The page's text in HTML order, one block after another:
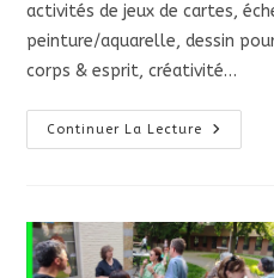
activités de jeux de cartes,
peinture/aquarelle, dessin
corps & esprit, créativité…
Continuer La Lecture
Rentrée
2025-